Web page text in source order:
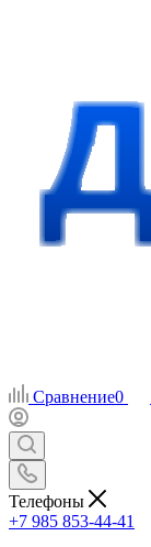
Сравнение0
Телефоны
+7 985 853-44-41